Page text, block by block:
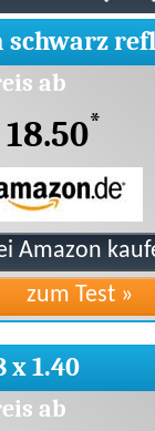
ab
*
x 1.40
ab